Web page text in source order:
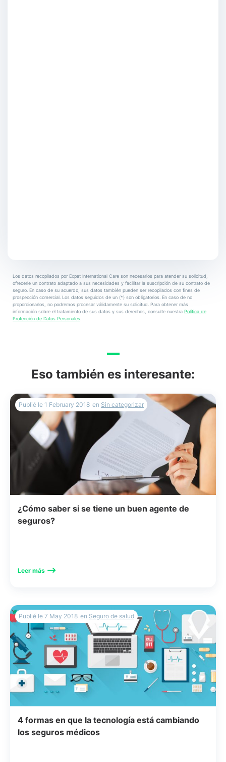
Los datos recopilados por Expat International Care son necesarios para atender su solicitud,
ofrecerle un contrato adaptado a sus necesidades y facilitar la suscripción de su contrato de
seguro. En caso de su acuerdo, sus datos también pueden ser recopilados con fines de
prospección comercial. Los datos seguidos de un (*) son obligatorios. En caso de no
proporcionarlos, no podremos procesar válidamente su solicitud. Para obtener más
información sobre el tratamiento de sus datos y sus derechos, consulte nuestra Política de
Protección de Datos Personales
Eso también es interesante:
¿Cómo saber si se tiene un buen agente de
seguros?
Leer más
Publié le 1 February 2018 en Sin categorizar
4 formas en que la tecnología está cambiando
los seguros médicos
Publié le 7 May 2018 en Seguro de salud